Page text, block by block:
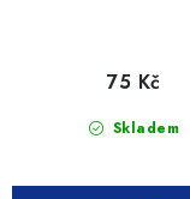
Skladem
75 Kč